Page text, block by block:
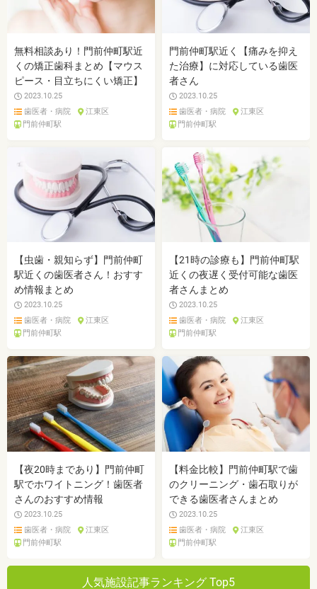
無料相談あり！門前仲町駅近
くの矯正歯科まとめ【マウス
ピース・目立ちにくい矯正】
2023.10.25
歯医者・病院
江東区
門前仲町駅
門前仲町駅近く【痛みを抑え
た治療】に対応している歯医
者さん
2023.10.25
歯医者・病院
江東区
門前仲町駅
【虫歯・親知らず】門前仲町
駅近くの歯医者さん！おすす
め情報まとめ
2023.10.25
歯医者・病院
江東区
門前仲町駅
【21時の診療も】門前仲町駅
近くの夜遅く受付可能な歯医
者さんまとめ
2023.10.25
歯医者・病院
江東区
門前仲町駅
【夜20時まであり】門前仲町
駅でホワイトニング！歯医者
さんのおすすめ情報
2023.10.25
歯医者・病院
江東区
門前仲町駅
【料金比較】門前仲町駅で歯
のクリーニング・歯石取りが
できる歯医者さんまとめ
2023.10.25
歯医者・病院
江東区
門前仲町駅
人気施設記事ランキング Top5